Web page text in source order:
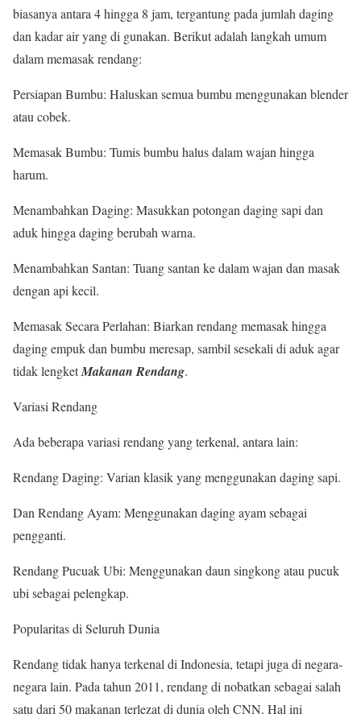
biasanya antara 4 hingga 8 jam, tergantung pada jumlah daging
dan kadar air yang di gunakan. Berikut adalah langkah umum
dalam memasak rendang:
Persiapan Bumbu: Haluskan semua bumbu menggunakan blender
atau cobek.
Memasak Bumbu: Tumis bumbu halus dalam wajan hingga
harum.
Menambahkan Daging: Masukkan potongan daging sapi dan
aduk hingga daging berubah warna.
Menambahkan Santan: Tuang santan ke dalam wajan dan masak
dengan api kecil.
Memasak Secara Perlahan: Biarkan rendang memasak hingga
daging empuk dan bumbu meresap, sambil sesekali di aduk agar
tidak lengketMakanan Rendang.
Variasi Rendang
Ada beberapa variasi rendang yang terkenal, antara lain:
Rendang Daging: Varian klasik yang menggunakan daging sapi.
Dan Rendang Ayam: Menggunakan daging ayam sebagai
pengganti.
Rendang Pucuak Ubi: Menggunakan daun singkong atau pucuk
ubi sebagai pelengkap.
Popularitas di Seluruh Dunia
Rendang tidak hanya terkenal di Indonesia, tetapi juga di negara-
negara lain. Pada tahun 2011, rendang di nobatkan sebagai salah
satu dari 50 makanan terlezat di dunia oleh CNN. Hal ini